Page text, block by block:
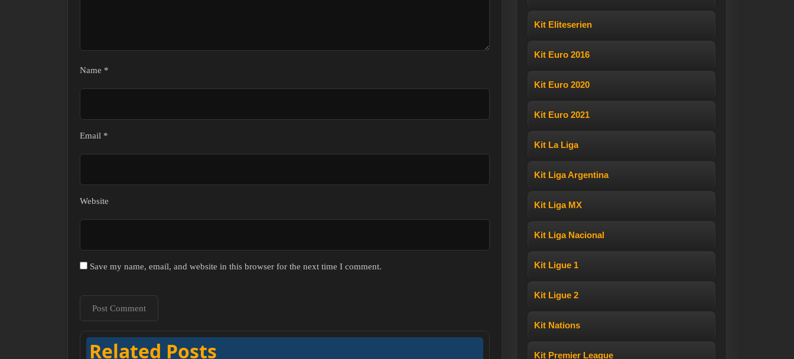
Name *
Email *
Website
Save my name, email, and website in this browser for the next time I comment.
Related Posts
Kit Eliteserien
Kit Euro 2016
Kit Euro 2020
Kit Euro 2021
Kit La Liga
Kit Liga Argentina
Kit Liga MX
Kit Liga Nacional
Kit Ligue 1
Kit Ligue 2
Kit Nations
Kit Premier League